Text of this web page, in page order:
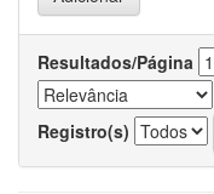
Resultados/Página
Registro(s)